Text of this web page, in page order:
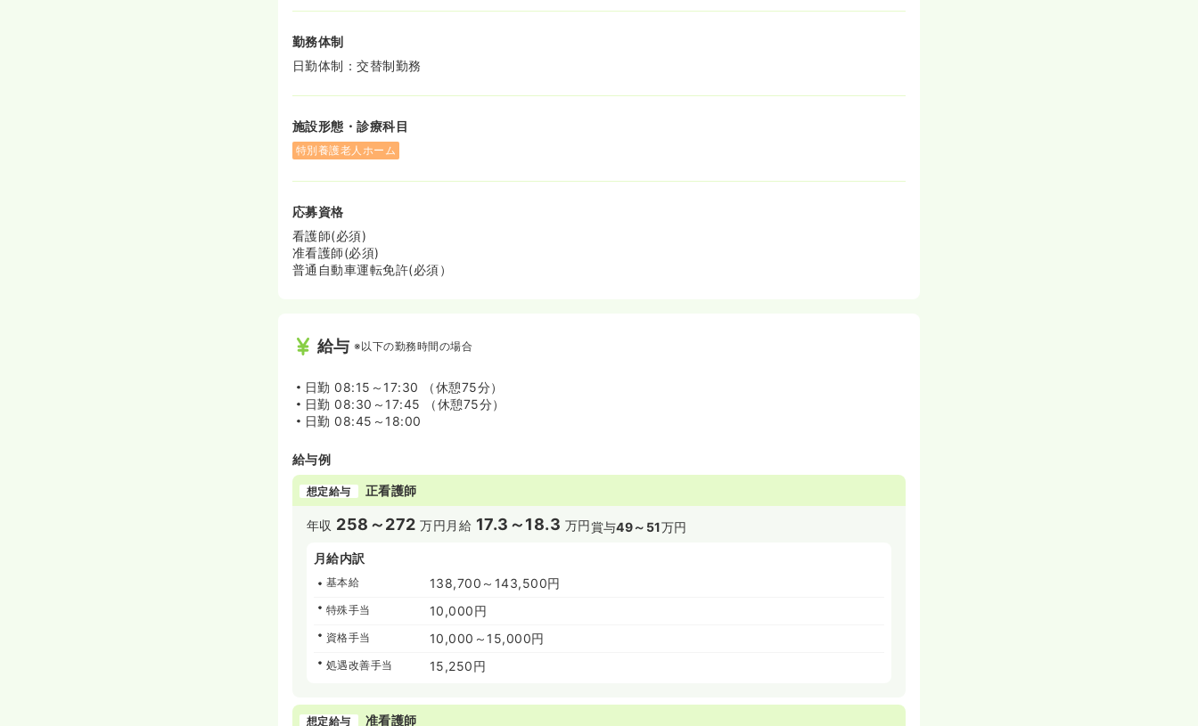
勤務体制
日勤体制：交替制勤務
施設形態・診療科目
特別養護老人ホーム
応募資格
看護師(必須)
准看護師(必須)
普通自動車運転免許(必須）
給与 ※以下の勤務時間の場合
日勤 08:15～17:30 （休憩75分）
日勤 08:30～17:45 （休憩75分）
日勤 08:45～18:00
給与例
想定給与 正看護師
年収 258～272 万円 月給 17.3～18.3 万円賞与49～51万円
月給内訳
基本給 138,700～143,500円
特殊手当 10,000円
資格手当 10,000～15,000円
処遇改善手当 15,250円
想定給与 准看護師